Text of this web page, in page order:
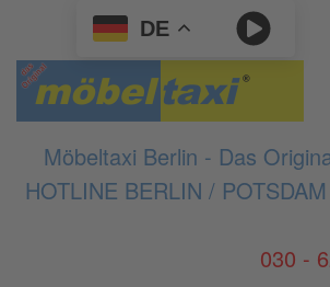
DE
Möbeltaxi Berlin - Das
HOTLINE BERLIN / POTSDAM
030 -